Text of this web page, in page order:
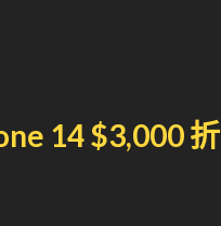
14 $3,000 折